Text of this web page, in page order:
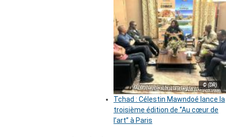
© (DR)
Tchad : Célestin Mawndoé lance la
troisième édition de ‘’Au cœur de
l’art’’ à Paris